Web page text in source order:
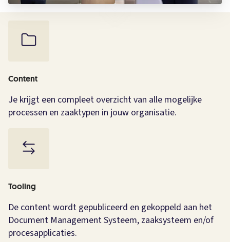
Content
Je krijgt een compleet overzicht van alle mogelijke
processen en zaaktypen in jouw organisatie.
Tooling
De content wordt gepubliceerd en gekoppeld aan het
Document Management Systeem, zaaksysteem en/of
procesapplicaties.